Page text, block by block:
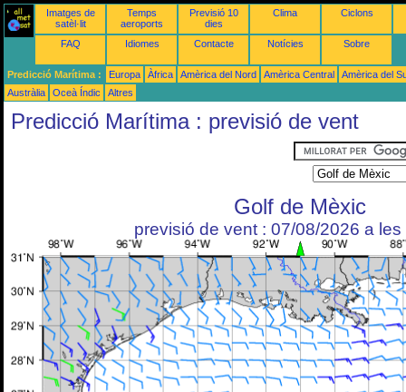
Imatges de
satèl·lit
Temps
aeroports
Previsió 10
dies
Clima Ciclons
FAQ Idiomes Contacte Notícies Sobre
Predicció Marítima : Europa Àfrica Amèrica del Nord Amèrica Central
Amèrica del
Austràlia
Oceà Índic Altres
Predicció Marítima : previsió de vent
Golf de Mèxic
previsió de vent : 07/08/2026 a les